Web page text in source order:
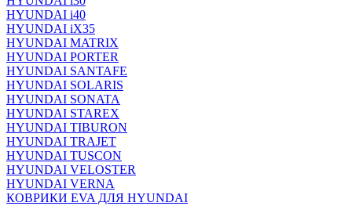
HYUNDAI i40
HYUNDAI iX35
HYUNDAI MATRIX
HYUNDAI PORTER
HYUNDAI SANTAFE
HYUNDAI SOLARIS
HYUNDAI SONATA
HYUNDAI STAREX
HYUNDAI TIBURON
HYUNDAI TRAJET
HYUNDAI TUSCON
HYUNDAI VELOSTER
HYUNDAI VERNA
КОВРИКИ EVA ДЛЯ HYUNDAI